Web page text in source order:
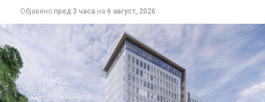
Од НЛБ Банка ги потсетуваат клиентите дека
средствата можат да ги користат и безготовински, за
плаќање во продажната мрежа, како и преку
Објавено пред 3 часа на 6 август, 2026